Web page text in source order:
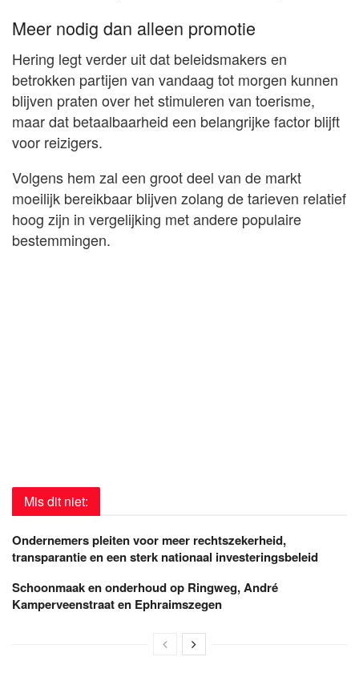
Meer nodig dan alleen promotie
Hering legt verder uit dat beleidsmakers en
betrokken partijen van vandaag tot morgen kunnen
blijven praten over het stimuleren van toerisme,
maar dat betaalbaarheid een belangrijke factor blijft
voor reizigers.
Volgens hem zal een groot deel van de markt
moeilijk bereikbaar blijven zolang de tarieven relatief
hoog zijn in vergelijking met andere populaire
bestemmingen.
Mis dit niet:
Ondernemers pleiten voor meer rechtszekerheid,
transparantie en een sterk nationaal investeringsbeleid
Schoonmaak en onderhoud op Ringweg, André
Kamperveenstraat en Ephraimszegen